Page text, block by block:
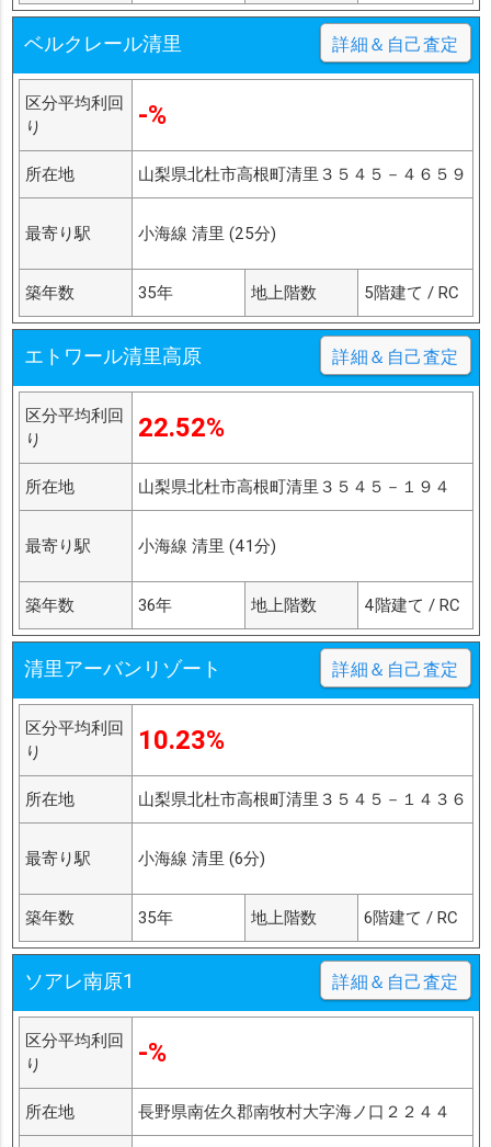
ベルクレール清里 詳細＆自己査定
区分平均利回
り
-%
所在地 山梨県北杜市高根町清里３５４５－４６５９
最寄り駅 小海線 清里 (25分)
築年数 35年 地上階数 5階建て / RC
エトワール清里高原 詳細＆自己査定
区分平均利回
り
22.52%
所在地 山梨県北杜市高根町清里３５４５－１９４
最寄り駅 小海線 清里 (41分)
築年数 36年 地上階数 4階建て / RC
清里アーバンリゾート 詳細＆自己査定
区分平均利回
り
10.23%
所在地 山梨県北杜市高根町清里３５４５－１４３６
最寄り駅 小海線 清里 (6分)
築年数 35年 地上階数 6階建て / RC
ソアレ南原1 詳細＆自己査定
区分平均利回
り
-%
所在地 長野県南佐久郡南牧村大字海ノ口２２４４